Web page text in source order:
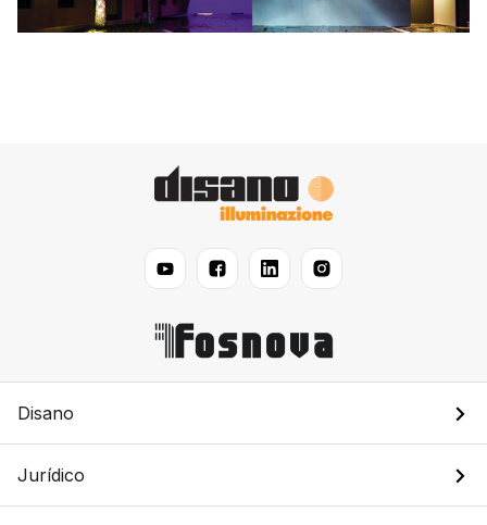
Disano
Jurídico